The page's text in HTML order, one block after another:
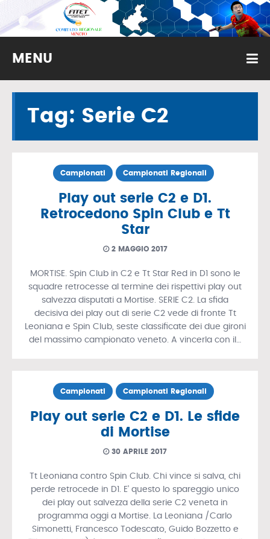
MENU
Tag: Serie C2
Campionati Campionati Regionali
Play out serie C2 e D1.
Retrocedono Spin Club e Tt
Star
2 MAGGIO 2017
MORTISE. Spin Club in C2 e Tt Star Red in D1 sono le
squadre retrocesse al termine dei rispettivi play out
salvezza disputati a Mortise. SERIE C2. La sfida
decisiva dei play out di serie C2 vede di fronte Tt
Leoniana e Spin Club, seste classificate dei due gironi
del massimo campionato veneto. A vincerla con il…
Campionati Campionati Regionali
Play out serie C2 e D1. Le sfide
di Mortise
30 APRILE 2017
Tt Leoniana contro Spin Club. Chi vince si salva, chi
perde retrocede in D1. E’ questo lo spareggio unico
dei play out salvezza della serie C2 veneta in
programma oggi a Mortise. La Leoniana /Carlo
Simonetti, Francesco Todescato, Guido Bozzetto e